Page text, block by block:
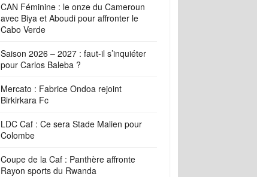
CAN Féminine : le onze du Cameroun
avec Biya et Aboudi pour affronter le
Cabo Verde
Saison 2026 – 2027 : faut-il s’inquiéter
pour Carlos Baleba ?
Mercato : Fabrice Ondoa rejoint
Birkirkara Fc
LDC Caf : Ce sera Stade Malien pour
Colombe
Coupe de la Caf : Panthère affronte
Rayon sports du Rwanda